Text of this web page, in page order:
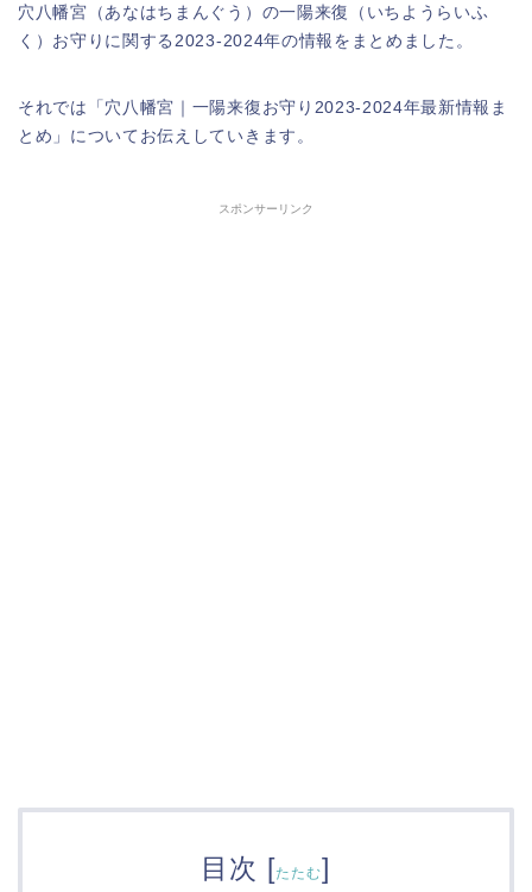
穴八幡宮（あなはちまんぐう）の一陽来復（いちようらいふ
く）お守りに関する2023-2024年の情報をまとめました。
それでは「穴八幡宮｜一陽来復お守り2023-2024年最新情報ま
とめ」についてお伝えしていきます。
スポンサーリンク
目次 [たたむ]